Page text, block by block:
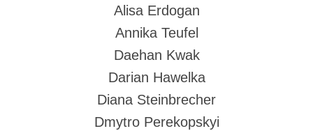
Alisa Erdogan
Annika Teufel
Daehan Kwak
Darian Hawelka
Diana Steinbrecher
Dmytro Perekopskyi